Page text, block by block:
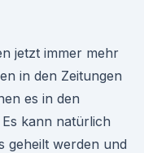
jetzt immer mehr
in den Zeitungen
es in den
Es kann natürlich
geheilt werden und